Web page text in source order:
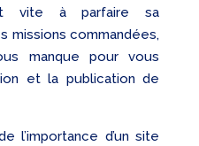
vite à parfaire sa
missions commandées,
manque pour vous
et la publication de
l’importance d’un site